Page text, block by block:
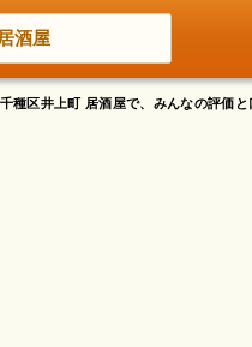
酒屋
種区井上町 居酒屋で、みんなの評価